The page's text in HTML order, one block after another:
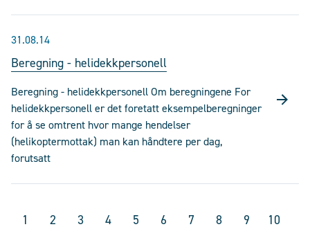
31.08.14
Beregning - helidekkpersonell
Beregning - helidekkpersonell Om beregningene For
helidekkpersonell er det foretatt eksempelberegninger
for å se omtrent hvor mange hendelser
(helikoptermottak) man kan håndtere per dag,
forutsatt
1 2 3 4 5 6 7 8 9
10